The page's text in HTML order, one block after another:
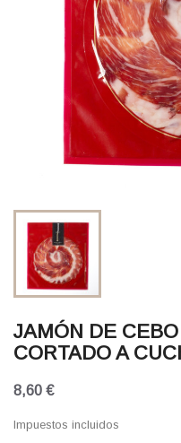
JAMÓN DE
CORTADO A
8,60 €
Impuestos incluidos